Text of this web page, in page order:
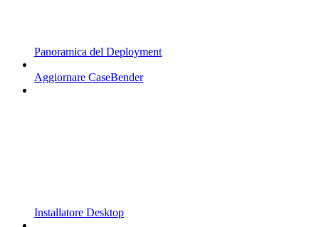
Panoramica del Deployment
Aggiornare CaseBender
Installatore Desktop